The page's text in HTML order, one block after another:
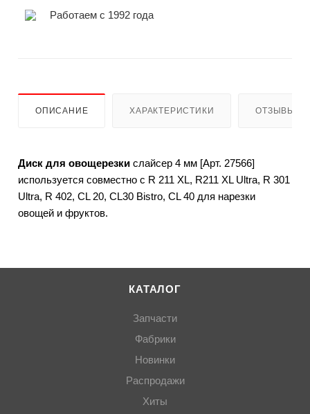
Работаем с 1992 года
ОПИСАНИЕ ХАРАКТЕРИСТИКИ ОТЗЫВЫ
Диск для овощерезки слайсер 4 мм [Арт. 27566]
используется совместно с R 211 XL, R211 XL Ultra, R 301
Ultra, R 402, CL 20, CL30 Bistro, CL 40 для нарезки
овощей и фруктов.
КАТАЛОГ
Запчасти
Фабрики
Новинки
Распродажи
Хиты